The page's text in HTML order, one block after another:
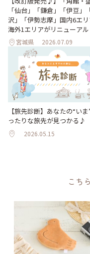
「仙台」「鎌倉」「伊豆」
沢」「伊勢志摩」国内6エリ
海外1エリアがリニューアル
宮城県 2026.07.09
【旅先診断】あなたの“い
ったりな旅先が見つかる♪
2026.05.15
こち